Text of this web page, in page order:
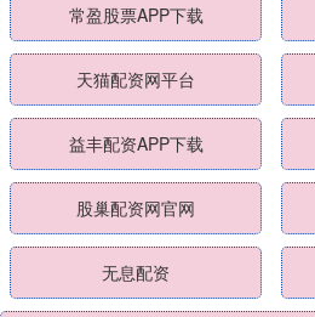
常盈股票APP下载
天猫配资网平台
益丰配资APP下载
股巢配资网官网
无息配资